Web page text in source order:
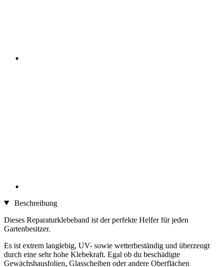
Beschreibung
Dieses Reparaturklebeband ist der perfekte Helfer für jeden
Gartenbesitzer.
Es ist extrem langlebig, UV- sowie wetterbeständig und überzeugt
durch eine sehr hohe Klebekraft. Egal ob du beschädigte
Gewächshausfolien, Glasscheiben oder andere Oberflächen